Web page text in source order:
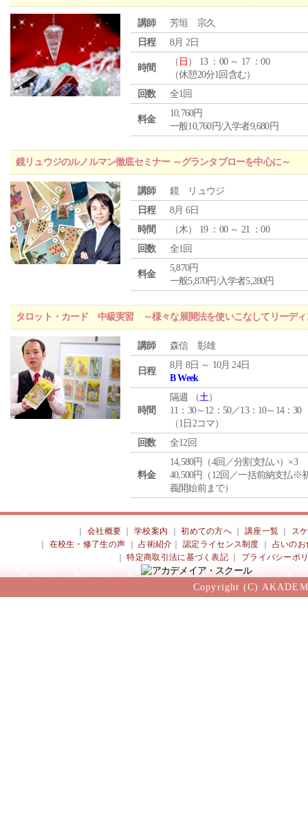
講師
芳垣 宗久
日程
8月 2日
時間
（ 日 ） 13 ：00 ～ 17 ：00
（休憩20分1回含む）
回数
全1回
料金
10,760円
一般10,760円/入学者9,680円
鏡リュウジのルノルマン徹底セミナー ～グランタブローを中心に～
講師
鏡 リュウジ
日程
8月 6日
時間
（木） 19 ：00 ～ 21 ：00
回数
全1回
料金
5,870円
一般5,870円/入学者5,280円
タロット・カード 中級実習 ～様々な展開法を使いこなしてリーディ
講師 森信 彰雄
日程
8月 8日 ～ 10月 24日
B Week
時間
隔週 （土）
11：30～12：50／13：10～14：30
（1日2コマ）
回数
全12回
料金
14,580円（4回／分割支払い）×3
40,500円（12回／一括前納支払※
義開始前まで）
会社概要 ｜学校案内 ｜初めての方へ 講座一覧
ス
在校生・修了生の声 ｜占術紹介 ｜認定ライセンス制度
占いのお
｜特定商取引法に基づく表記 プライバシーポ
Copyright (C)